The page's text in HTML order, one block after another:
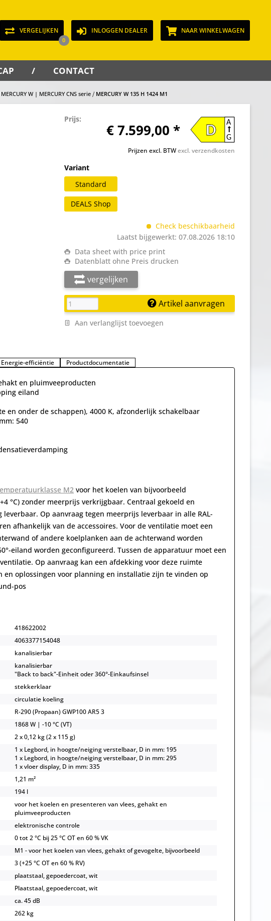
VERGELIJKEN
0
INLOGGEN DEALER NAAR WINKELWAGEN
CONTACT
MERCURY W | MERCURY CNS serie MERCURY W 135 H 1424 M1
Prijs:
€ 7.599,00 * A
G
D
Prijzen excl. BTWexcl. verzendkosten
Variant
Standard
DEALS Shop
Check beschikbaarheid
Laatst bijgewerkt: 07.08.2026 18:10
Data sheet with price print
Datenblatt ohne Preis drucken
vergelijken
Artikel aanvragen
Aan verlanglijst toevoegen
Energie-efficiëntie Productdocumentatie
en pluimveeproducten
eiland
en onder de schappen), 4000 K, afzonderlijk schakelbaar
540
M2 voor het koelen van bijvoorbeeld
°C) zonder meerprijs verkrijgbaar. Centraal gekoeld en
Op aanvraag tegen meerprijs leverbaar in alle RAL-
afhankelijk van de accessoires. Voor de ventilatie moet een
of andere koelplanken aan de achterwand worden
eiland worden geconfigureerd. Tussen de apparatuur moet een
Op aanvraag kan een afdekking voor deze ruimte
en oplossingen voor planning en installatie zijn te vinden op
pos
418622002
4063377154048
kanalisierbar
kanalisierbar
"Back to back"-Einheit oder 360°-Einkaufsinsel
stekkerklaar
circulatie koeling
R-290 (Propaan) GWP100 AR5 3
1868 W | -10 °C (VT)
2 x 0,12 kg (2 x 115 g)
1 x Legbord, in hoogte/neiging verstelbaar, D in mm: 195
1 x Legbord, in hoogte/neiging verstelbaar, D in mm: 295
1 x vloer display, D in mm: 335
1,21 m²
194 l
voor het koelen en presenteren van vlees, gehakt en
pluimveeproducten
elektronische controle
0 tot 2 °C bij 25 °C OT en 60 % VK
M1 - voor het koelen van vlees, gehakt of gevogelte, bijvoorbeeld
3 (+25 °C OT en 60 % RV)
plaatstaal, gepoedercoat, wit
Plaatstaal, gepoedercoat, wit
ca. 45 dB
262 kg